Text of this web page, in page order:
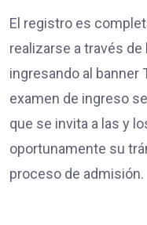
El registro es
realizarse a través
ingresando al banner
examen de ingreso
que se invita a las y
oportunamente su
proceso de admisión.